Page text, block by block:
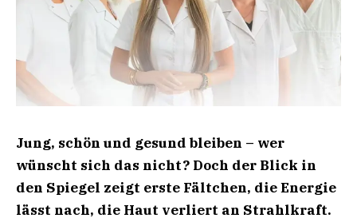
Jung, schön und gesund bleiben – wer
wünscht sich das nicht? Doch der Blick in
den Spiegel zeigt erste Fältchen, die Energie
lässt nach, die Haut verliert an Strahlkraft.